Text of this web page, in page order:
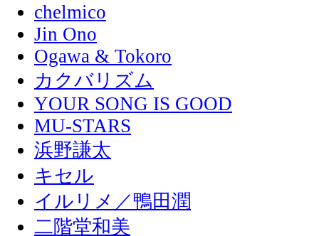
chelmico
Jin Ono
Ogawa & Tokoro
カクバリズム
YOUR SONG IS GOOD
MU-STARS
浜野謙太
キセル
イルリメ／鴨田潤
二階堂和美